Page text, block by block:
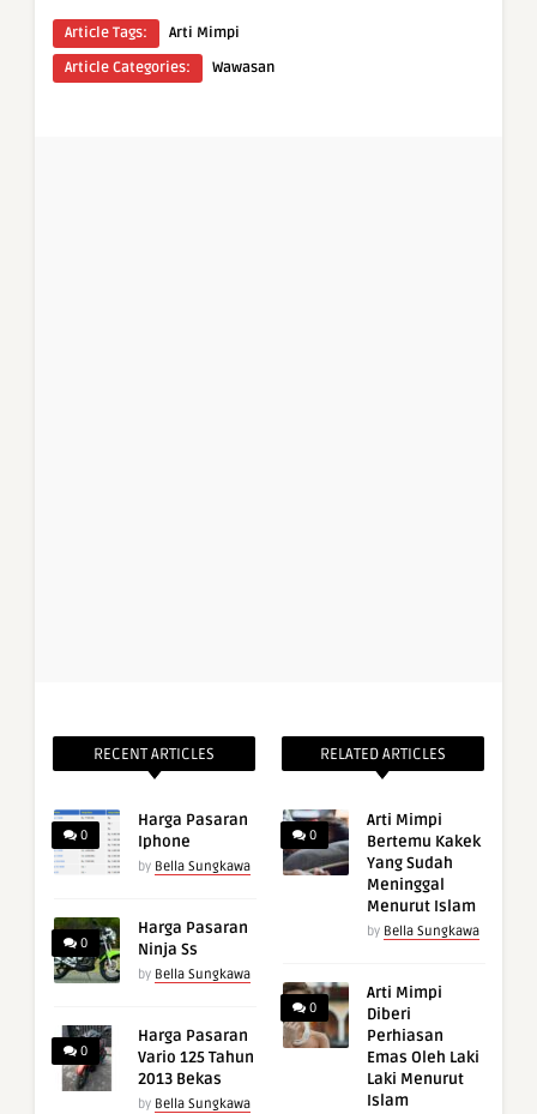
Article Tags:
Arti Mimpi
Article Categories:
Wawasan
RECENT ARTICLES
0
Harga Pasaran
Iphone
by Bella Sungkawa
0
Harga Pasaran
Ninja Ss
by Bella Sungkawa
0
Harga Pasaran
Vario 125 Tahun
2013 Bekas
by Bella Sungkawa
RELATED ARTICLES
0
Arti Mimpi
Bertemu Kakek
Yang Sudah
Meninggal
Menurut Islam
by Bella Sungkawa
0
Arti Mimpi
Diberi
Perhiasan
Emas Oleh Laki
Laki Menurut
Islam